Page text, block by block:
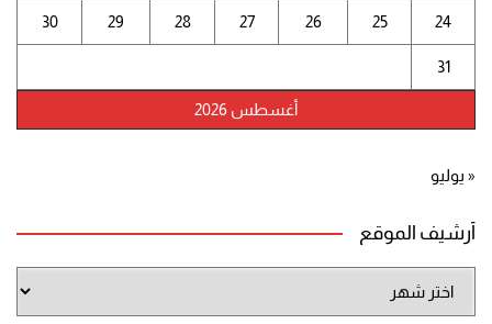
أغسطس 2026
24
25
26
27
28
29
30
31
« يوليو
أرشيف الموقع
الموقع